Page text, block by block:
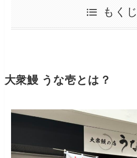
もくじ
大衆鰻 うな壱とは？